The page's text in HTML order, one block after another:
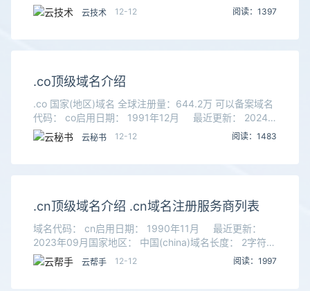
09月域名长度： 3字符。开放状态： 顶级域名后缀 .fan
目前开放注
云技术 12-12 阅读：1397
.co顶级域名介绍
.co 国家(地区)域名 全球注册量：644.2万 可以备案域名
代码： co启用日期： 1991年12月 最近更新： 2024
年09月国家地区： 哥伦比亚(colombia)域名长度： 2字
云秘书 12-12 阅读：1483
.cn顶级域名介绍 .cn域名注册服务商列表
域名代码： cn启用日期： 1990年11月 最近更新：
2023年09月国家地区： 中国(china)域名长度： 2字符。
开放状态： 顶级域名后缀 .cn 目前开放注册。域名简
介： 中国域名
云帮手 12-12 阅读：1997